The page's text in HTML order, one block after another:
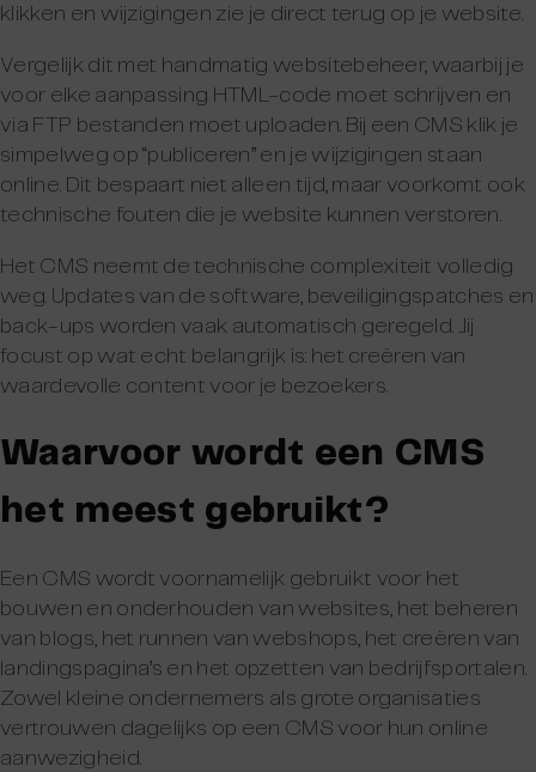
klikken en wijzigingen zie je direct terug op je website.
Vergelijk dit met handmatig websitebeheer, waarbij je
voor elke aanpassing HTML-code moet schrijven en
via FTP bestanden moet uploaden. Bij een CMS klik je
simpelweg op “publiceren” en je wijzigingen staan
online. Dit bespaart niet alleen tijd, maar voorkomt ook
technische fouten die je website kunnen verstoren.
Het CMS neemt de technische complexiteit volledig
weg. Updates van de software, beveiligingspatches en
back-ups worden vaak automatisch geregeld. Jij
focust op wat echt belangrijk is: het creëren van
waardevolle content voor je bezoekers.
Waarvoor wordt een CMS
het meest gebruikt?
Een CMS wordt voornamelijk gebruikt voor het
bouwen en onderhouden van websites, het beheren
van blogs, het runnen van webshops, het creëren van
landingspagina’s en het opzetten van bedrijfsportalen.
Zowel kleine ondernemers als grote organisaties
vertrouwen dagelijks op een CMS voor hun online
aanwezigheid.